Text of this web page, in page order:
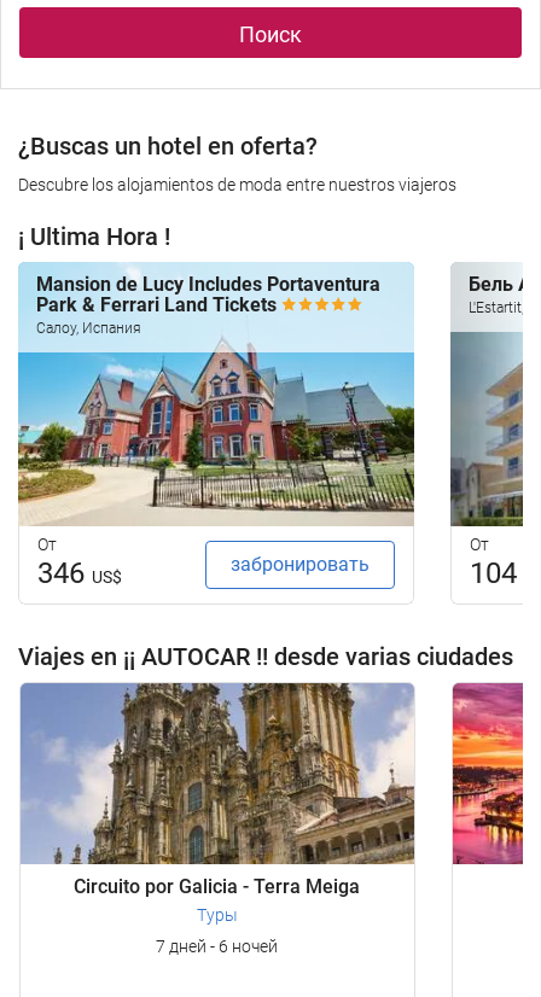
Поиск
¿Buscas un hotel en oferta?
Descubre los alojamientos de moda entre nuestros viajeros
¡ Ultima Hora !
Mansion de Lucy Includes Portaventura
Park & Ferrari Land Tickets
Салоу, Испания
От
346 US$
забронировать
Бель
L'Estartit,
От
104
Viajes en ¡¡ AUTOCAR !! desde varias ciudades
Circuito por Galicia - Terra Meiga
Туры
7 дней - 6 ночей